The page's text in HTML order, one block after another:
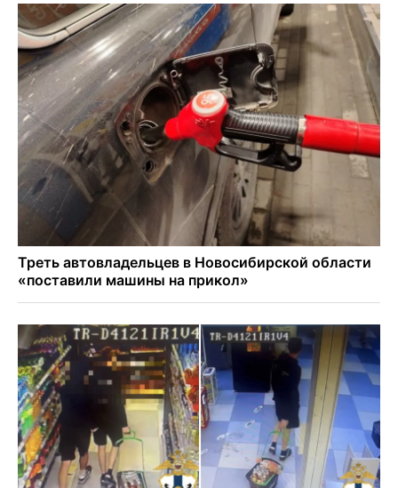
Площадки для контроля перегруза начали строить на
въездах в Новосибирск
Дольщики долгостроя на Титова в Новосибирске
получили ключи от квартир